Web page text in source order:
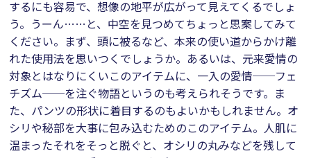
するにも容易で、想像の地平が広がって見えてくるでしょ
う。うーん……と、中空を見つめてちょっと思案してみて
ください。まず、頭に被るなど、本来の使い道からかけ離
れた使用法を思いつくでしょうか。あるいは、元来愛情の
対象とはなりにくいこのアイテムに、一入の愛情──フェ
チズム──を注ぐ物語というのも考えられそうです。ま
た、パンツの形状に着目するのもよいかもしれません。オ
シリや秘部を大事に包み込むためのこのアイテム。人肌に
温まったそれをそっと脱ぐと、オシリの丸みなどを残して